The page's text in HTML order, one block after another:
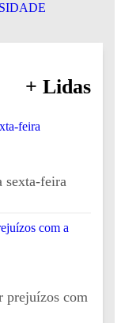
+ Lidas
sexta-feira
prejuízos com